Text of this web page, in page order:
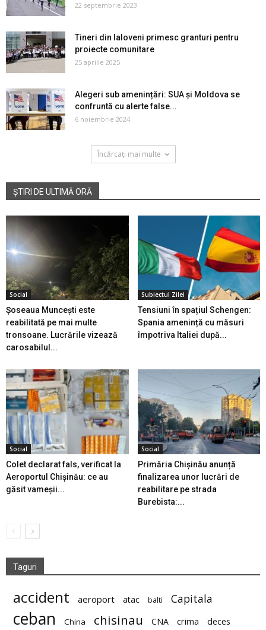
22 septembrie 2023
Tineri din Ialoveni primesc granturi pentru
proiecte comunitare
25 aprilie 2025
Alegeri sub amenințări: SUA și Moldova se
confruntă cu alerte false...
6 noiembrie 2024
Încărcați mai multe
ȘTIRI DE ULTIMĂ ORĂ
Social
Șoseaua Muncești este
reabilitată pe mai multe
tronsoane. Lucrările vizează
carosabilul...
Subiectul Zilei
Tensiuni în spațiul Schengen:
Spania amenință cu măsuri
împotriva Italiei după...
Social
Colet declarat fals, verificat la
Aeroportul Chișinău: ce au
găsit vameșii...
Social
Primăria Chișinău anunță
finalizarea unor lucrări de
reabilitare pe strada
Burebista:...
Taguri
accident aeroport atac balti Capitala
ceban China chisinau CNA crima deces